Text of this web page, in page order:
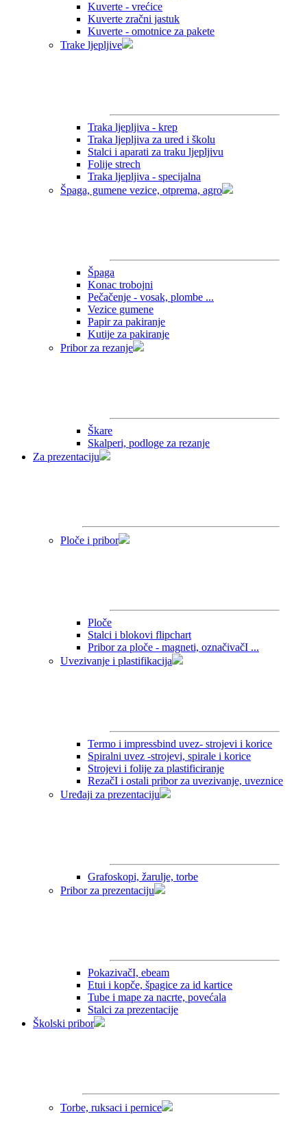
Kuverte - vrećice
Kuverte zračni jastuk
Kuverte - omotnice za pakete
Trake ljepljive
Traka ljepljiva - krep
Traka ljepljiva za ured i školu
Stalci i aparati za traku ljepljivu
Folije strech
Traka ljepljiva - specijalna
Špaga, gumene vezice, otprema, agro
Špaga
Konac trobojni
Pečačenje - vosak, plombe ...
Vezice gumene
Papir za pakiranje
Kutije za pakiranje
Pribor za rezanje
Škare
Skalperi, podloge za rezanje
Za prezentaciju
Ploče i pribor
Ploče
Stalci i blokovi flipchart
Pribor za ploče - magneti, označivačI ...
Uvezivanje i plastifikacija
Termo i impressbind uvez- strojevi i korice
Spiralni uvez -strojevi, spirale i korice
Strojevi i folije za plastificiranje
RezačI i ostali pribor za uvezivanje, uveznice
Uređaji za prezentaciju
Grafoskopi, žarulje, torbe
Pribor za prezentaciju
PokazivačI, ebeam
Etui i kopče, špagice za id kartice
Tube i mape za nacrte, povećala
Stalci za prezentacije
Školski pribor
Torbe, ruksaci i pernice